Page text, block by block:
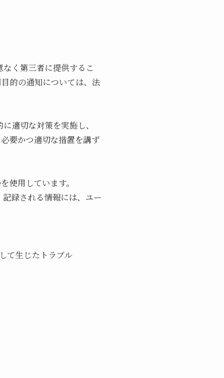
く第三者に提供するこ
的の通知については、法
適切な対策を実施し、
要かつ適切な措置を講ず
使用しています。
録される情報には、ユー
て生じたトラブル